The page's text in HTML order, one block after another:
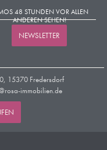
48 STUNDEN VOR ALLEN
ANDEREN SEHEN!
NEWSLETTER
15370 Fredersdorf
immobilien.de